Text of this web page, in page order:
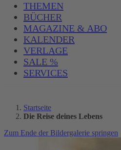
THEMEN
BÜCHER
MAGAZINE & ABO
KALENDER
VERLAGE
SALE %
SERVICES
Startseite
Die Reise deines Lebens
Zum Ende der Bildergalerie springen